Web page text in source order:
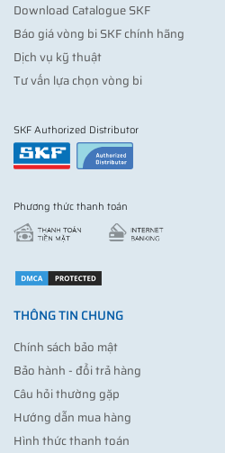
Download Catalogue SKF
Báo giá vòng bi SKF chính hãng
Dịch vụ kỹ thuật
Tư vấn lựa chọn vòng bi
SKF Authorized Distributor
Phương thức thanh toán
THÔNG TIN CHUNG
Chính sách bảo mật
Bảo hành - đổi trả hàng
Câu hỏi thường gặp
Hướng dẫn mua hàng
Hình thức thanh toán